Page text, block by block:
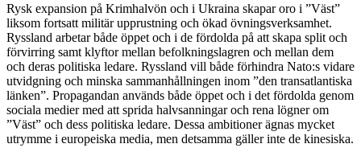
Rysk expansion på Krimhalvön och i Ukraina skapar oro i ”Väst”
liksom fortsatt militär upprustning och ökad övningsverksamhet.
Ryssland arbetar både öppet och i de fördolda på att skapa split och
förvirring samt klyftor mellan befolkningslagren och mellan dem
och deras politiska ledare. Ryssland vill både förhindra Nato:s vidare
utvidgning och minska sammanhållningen inom ”den transatlantiska
länken”. Propagandan används både öppet och i det fördolda genom
sociala medier med att sprida halvsanningar och rena lögner om
”Väst” och dess politiska ledare. Dessa ambitioner ägnas mycket
utrymme i europeiska media, men detsamma gäller inte de kinesiska.